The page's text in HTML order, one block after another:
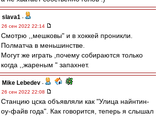
slava1 -
26 сен 2022 22:14
Смотрю ,,мешковы" и в хоккей проникли.
Полматча в меньшинстве.
Могут же играть ,почему собираются только
когда ,,жареным " запахнет.
Mike Lebedev -
26 сен 2022 22:08
Станцию цска объявляли как "Улица найнтин-
оу-файв года". Как говорится, теперь я слышал